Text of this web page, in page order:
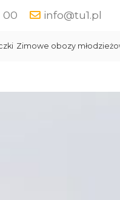
00 info@tu1.pl
Zimowe obozy